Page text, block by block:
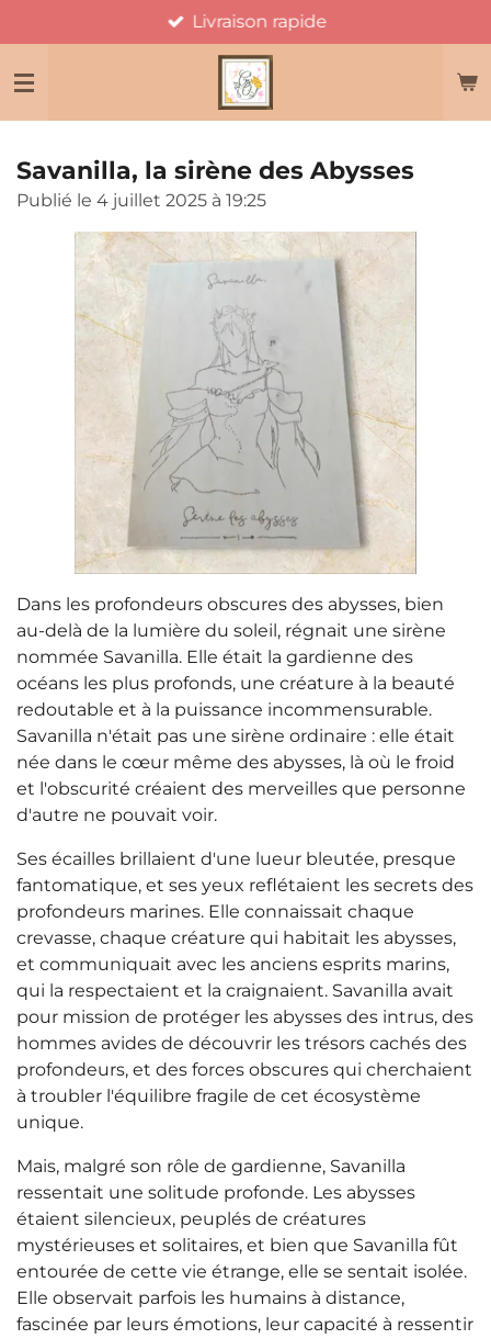
au
contenu
Livraison rapide
Savanilla, la sirène des Abysses
Publié le 4 juillet 2025 à 19:25
Dans les profondeurs obscures des abysses, bien
au-delà de la lumière du soleil, régnait une sirène
nommée Savanilla. Elle était la gardienne des
océans les plus profonds, une créature à la beauté
redoutable et à la puissance incommensurable.
Savanilla n'était pas une sirène ordinaire : elle était
née dans le cœur même des abysses, là où le froid
et l'obscurité créaient des merveilles que personne
d'autre ne pouvait voir.
Ses écailles brillaient d'une lueur bleutée, presque
fantomatique, et ses yeux reflétaient les secrets des
profondeurs marines. Elle connaissait chaque
crevasse, chaque créature qui habitait les abysses,
et communiquait avec les anciens esprits marins,
qui la respectaient et la craignaient. Savanilla avait
pour mission de protéger les abysses des intrus, des
hommes avides de découvrir les trésors cachés des
profondeurs, et des forces obscures qui cherchaient
à troubler l'équilibre fragile de cet écosystème
unique.
Mais, malgré son rôle de gardienne, Savanilla
ressentait une solitude profonde. Les abysses
étaient silencieux, peuplés de créatures
mystérieuses et solitaires, et bien que Savanilla fût
entourée de cette vie étrange, elle se sentait isolée.
Elle observait parfois les humains à distance,
fascinée par leurs émotions, leur capacité à ressentir